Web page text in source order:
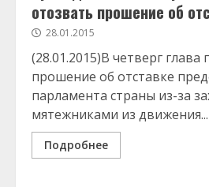
отозвать прошение об
28.01.2015
(28.01.2015)В четверг глава
прошение об отставке
парламента страны из-за
мятежниками из движения...
Подробнее